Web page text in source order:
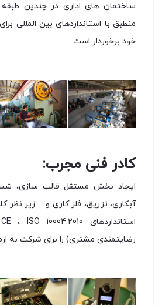
ساختمان های اداری در چندین
منطبق با استانداردهای بین المللی
خود برخوردار است.
کادر فنی مجرب:
ایجاد بخش مستقل قالب سازی،
آبکاری، تزریق، فلز کاری و ... زیر
رضایتمندی مشتری) را برای شرکت به